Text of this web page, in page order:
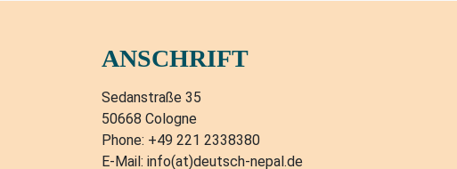
ANSCHRIFT
Sedanstraße 35
50668 Cologne
Phone: +49 221 2338380
E-Mail: info(at)deutsch-nepal.de